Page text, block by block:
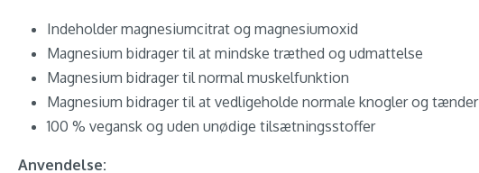
Indeholder magnesiumcitrat og magnesiumoxid
Magnesium bidrager til at mindske træthed og udmattelse
Magnesium bidrager til normal muskelfunktion
Magnesium bidrager til at vedligeholde normale knogler og tænder
100 % vegansk og uden unødige tilsætningsstoffer
Anvendelse: